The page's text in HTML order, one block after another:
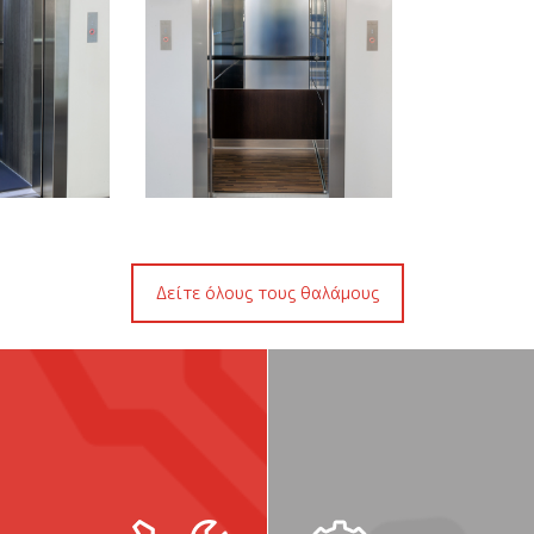
Θάλαμος Valsa8
Περισσότερα
Δείτε όλους τους θαλάμους